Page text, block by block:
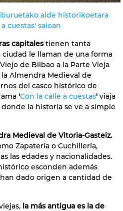
alde historikoetara
cuestas' saioan
capitalestienen tanta
le llaman de una forma
de Bilbao a la Parte Vieja
Almendra Medieval de
del casco histórico de
'Con la calle a cuestas' viaja
la historia se ve a simple
Medieval de Vitoria-Gasteiz.
Zapatería o Cuchillería,
las edades y nacionalidades.
esconden además
dado origen a cantidad de
la más antigua es la de